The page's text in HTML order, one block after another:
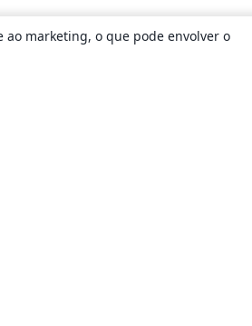
ao marketing, o que pode envolver o